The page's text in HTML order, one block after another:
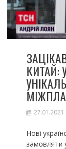
КИТАЙ:
27.01.2021
Нові
замовляти